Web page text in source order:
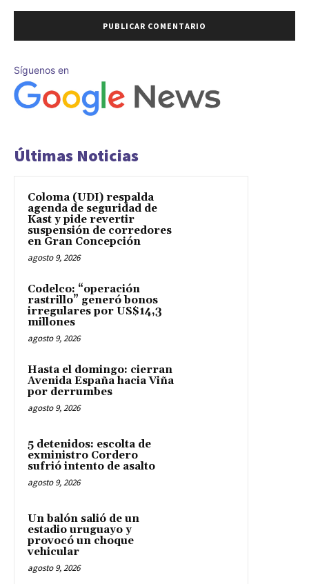
Síguenos en
Últimas Noticias
Coloma (UDI) respalda
agenda de seguridad de
Kast y pide revertir
suspensión de corredores
en Gran Concepción
agosto 9, 2026
Codelco: “operación
rastrillo” generó bonos
irregulares por US$14,3
millones
agosto 9, 2026
Hasta el domingo: cierran
Avenida España hacia Viña
por derrumbes
agosto 9, 2026
5 detenidos: escolta de
exministro Cordero
sufrió intento de asalto
agosto 9, 2026
Un balón salió de un
estadio uruguayo y
provocó un choque
vehicular
agosto 9, 2026